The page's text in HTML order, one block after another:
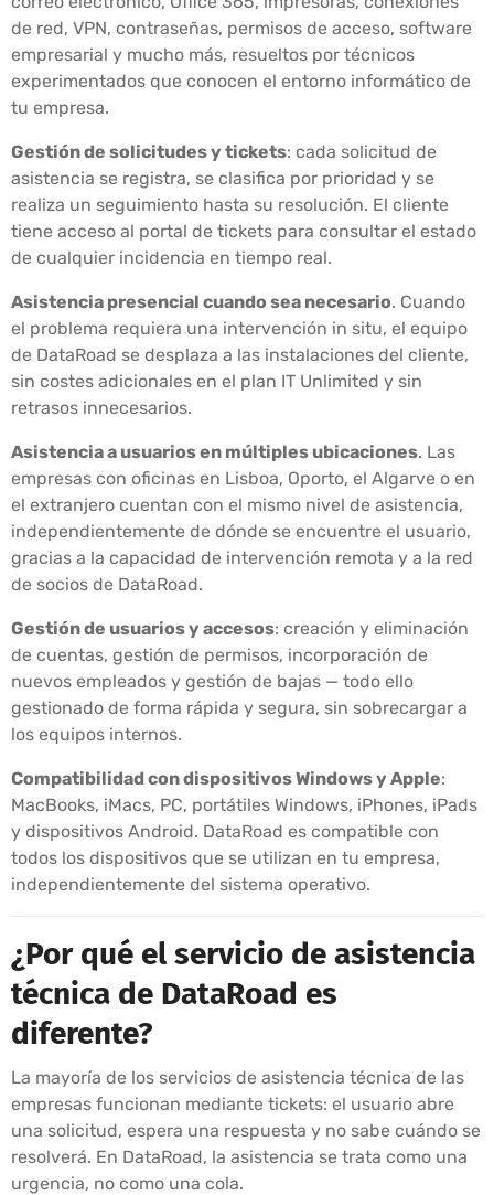
de red, VPN, contraseñas, permisos de acceso, software
empresarial y mucho más, resueltos por técnicos
experimentados que conocen el entorno informático de
tu empresa.
Gestión de solicitudes y tickets: cada solicitud de
asistencia se registra, se clasifica por prioridad y se
realiza un seguimiento hasta su resolución. El cliente
tiene acceso al portal de tickets para consultar el estado
de cualquier incidencia en tiempo real.
Asistencia presencial cuando sea necesario. Cuando
el problema requiera una intervención in situ, el equipo
de DataRoad se desplaza a las instalaciones del cliente,
sin costes adicionales en el plan IT Unlimited y sin
retrasos innecesarios.
Asistencia a usuarios en múltiples ubicaciones. Las
empresas con oficinas en Lisboa, Oporto, el Algarve o en
el extranjero cuentan con el mismo nivel de asistencia,
independientemente de dónde se encuentre el usuario,
gracias a la capacidad de intervención remota y a la red
de socios de DataRoad.
Gestión de usuarios y accesos: creación y eliminación
de cuentas, gestión de permisos, incorporación de
nuevos empleados y gestión de bajas — todo ello
gestionado de forma rápida y segura, sin sobrecargar a
los equipos internos.
Compatibilidad con dispositivos Windows y Apple:
MacBooks, iMacs, PC, portátiles Windows, iPhones, iPads
y dispositivos Android. DataRoad es compatible con
todos los dispositivos que se utilizan en tu empresa,
independientemente del sistema operativo.
¿Por qué el servicio de asistencia
técnica de DataRoad es
diferente?
La mayoría de los servicios de asistencia técnica de las
empresas funcionan mediante tickets: el usuario abre
una solicitud, espera una respuesta y no sabe cuándo se
resolverá. En DataRoad, la asistencia se trata como una
urgencia, no como una cola.